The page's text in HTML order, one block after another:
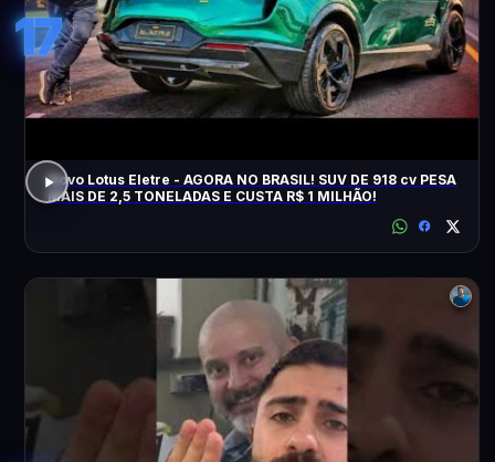
17
Novo Lotus Eletre - AGORA NO BRASIL! SUV DE 918 cv PESA
MAIS DE 2,5 TONELADAS E CUSTA R$ 1 MILHÃO!